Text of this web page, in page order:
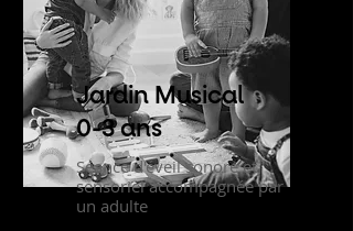
Jardin Musical
0-3 ans
Séance d'éveil sonore et
sensoriel accompagnée par
un adulte